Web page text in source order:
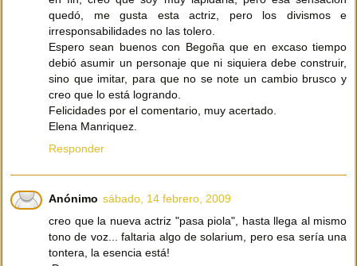
quedó, me gusta esta actriz, pero los divismos e
irresponsabilidades no las tolero.
Espero sean buenos con Begoña que en excaso tiempo
debió asumir un personaje que ni siquiera debe construir,
sino que imitar, para que no se note un cambio brusco y
creo que lo está logrando.
Felicidades por el comentario, muy acertado.
Elena Manriquez.
Responder
Anónimo sábado, 14 febrero, 2009
creo que la nueva actriz "pasa piola", hasta llega al mismo
tono de voz... faltaria algo de solarium, pero esa sería una
tontera, la esencia está!